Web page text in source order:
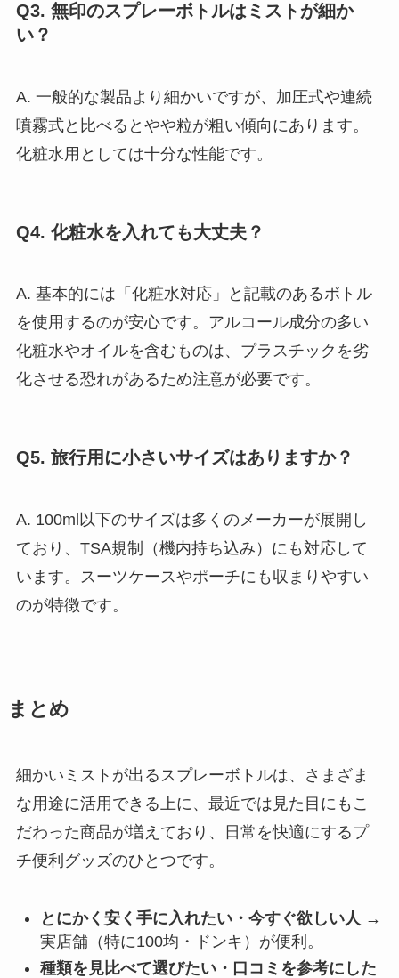
Q3. 無印のスプレーボトルはミストが細か
い？
A. 一般的な製品より細かいですが、加圧式や連続
噴霧式と比べるとやや粒が粗い傾向にあります。
化粧水用としては十分な性能です。
Q4. 化粧水を入れても大丈夫？
A. 基本的には「化粧水対応」と記載のあるボトル
を使用するのが安心です。アルコール成分の多い
化粧水やオイルを含むものは、プラスチックを劣
化させる恐れがあるため注意が必要です。
Q5. 旅行用に小さいサイズはありますか？
A. 100ml以下のサイズは多くのメーカーが展開し
ており、TSA規制（機内持ち込み）にも対応して
います。スーツケースやポーチにも収まりやすい
のが特徴です。
まとめ
細かいミストが出るスプレーボトルは、さまざま
な用途に活用できる上に、最近では見た目にもこ
だわった商品が増えており、日常を快適にするプ
チ便利グッズのひとつです。
とにかく安く手に入れたい・今すぐ欲しい人 →
実店舗（特に100均・ドンキ）が便利。
種類を見比べて選びたい・口コミを参考にした